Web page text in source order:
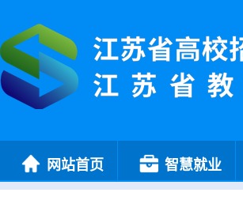
网站首页 智慧就业